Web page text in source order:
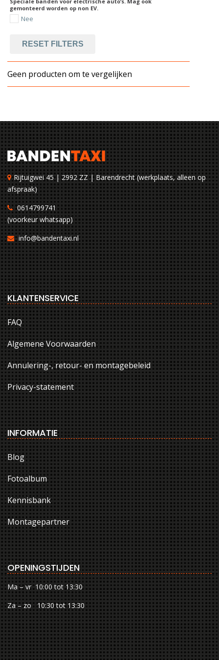
gemonteerd worden op non EV.
Nee
RESET FILTERS
Geen producten om te vergelijken
Rijtuigwei 45 | 2992 ZZ | Barendrecht (werkplaats, alleen op
afspraak)
0614799741
(voorkeur whatsapp)
info@bandentaxi.nl
KLANTENSERVICE
FAQ
Algemene Voorwaarden
Annulering-, retour- en montagebeleid
Privacy-statement
INFORMATIE
Blog
Fotoalbum
Kennisbank
Montagepartner
OPENINGSTIJDEN
Ma – vr 10:00 tot 13:30
Za – zo 10:30 tot 13:30